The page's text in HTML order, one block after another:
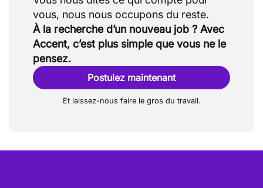
À la recherche d’un nouveau job ? Avec
Accent, c’est plus simple que vous ne le
pensez.
Postulez maintenant
Et laissez-nous faire le gros du travail.